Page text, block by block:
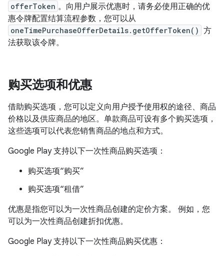
offerToken 。向用户展示优惠时，请务必使用正确的优
惠令牌配置结算流程参数，您可以从
oneTimePurchaseOfferDetails.getOfferToken() 方
法获取该令牌。
购买选项和优惠
借助购买选项，您可以定义向用户授予使用权的途径、商品
价格以及供应商品的地区。单款商品可设有多个购买选项，
这些选项可以代表您销售商品的地点和方式。
Google Play 支持以下一次性商品购买选项：
购买选项“购买”
购买选项“租借”
优惠是指您可以为一次性商品创建的定价方案。 例如，您
可以为一次性商品创建折扣优惠。
Google Play 支持以下一次性商品购买优惠：